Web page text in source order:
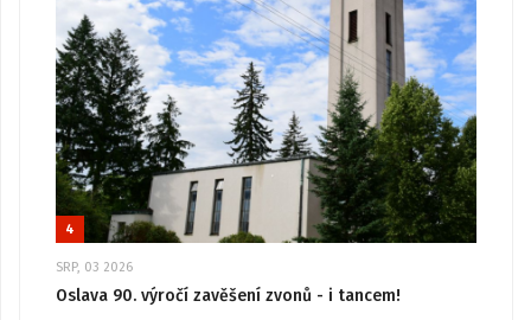
4
SRP, 03 2026
Oslava 90. výročí zavěšení zvonů - i tancem!